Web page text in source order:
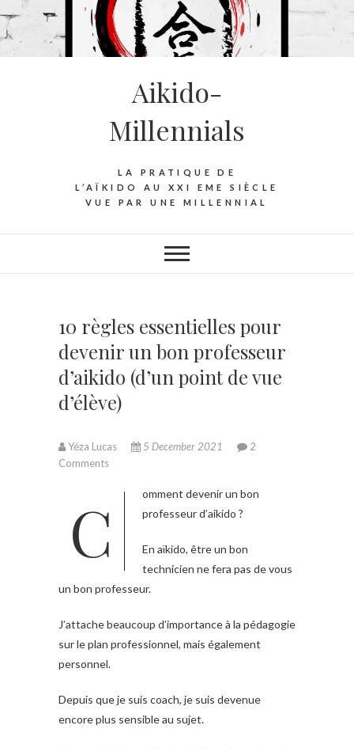
Aikido-
Millennials
LA PRATIQUE DE
L’AÏKIDO AU XXI EME SIÈCLE
VUE PAR UNE MILLENNIAL
10 règles essentielles pour
devenir un bon professeur
d’aikido (d’un point de vue
d’élève)
Yéza Lucas 5 December 2021
2
Comments
Comment devenir un bon professeur d’aikido ?
En aïkido, être un bon
technicien ne fera pas de vous
un bon professeur.
J’attache beaucoup d’importance à la pédagogie
sur le plan professionnel, mais également
personnel.
Depuis que je suis coach, je suis devenue
encore plus sensible au sujet.